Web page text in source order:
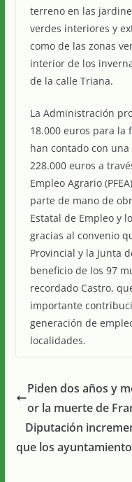
terreno en las
verdes interiores y
como de las zonas
interior de los
de la calle Triana.
La Administración
18.000 euros para la
han contado con
228.000 euros a
Empleo Agrario
parte de mano de
Estatal de Empleo y
gracias al convenio
Provincial y la Junta
beneficio de los 97
recordado Castro,
importante
generación de
localidades.
Piden dos años y
or la muerte de
Diputación
que los